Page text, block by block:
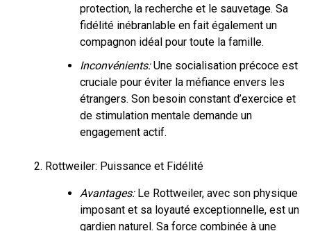
protection, la recherche et le sauvetage. Sa
fidélité inébranlable en fait également un
compagnon idéal pour toute la famille.
Inconvénients:Une socialisation précoce est
cruciale pour éviter la méfiance envers les
étrangers. Son besoin constant d’exercice et
de stimulation mentale demande un
engagement actif.
Rottweiler: Puissance et Fidélité
Avantages:Le Rottweiler, avec son physique
imposant et sa loyauté exceptionnelle, est un
gardien naturel. Sa force combinée à une